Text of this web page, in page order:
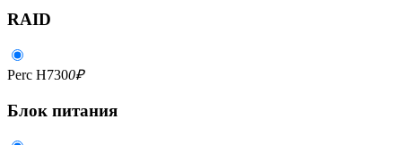
RAID
Perc H7300₽
Блок питания